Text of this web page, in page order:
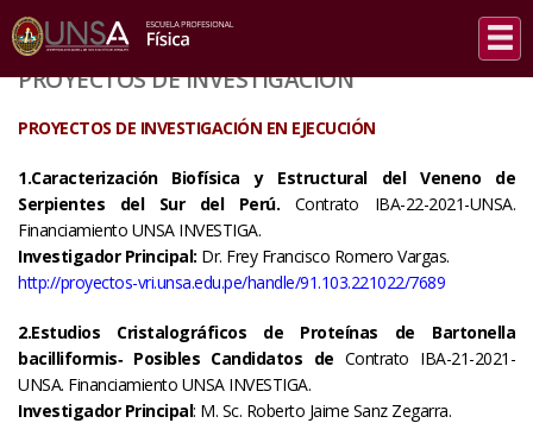
INICIO PROYECTOS DE INVESTIGACIÓN
PROYECTOS DE INVESTIGACIÓN
PROYECTOS DE INVESTIGACIÓN EN EJECUCIÓN
1.Caracterización
Biofísica y Estructural del Veneno de
Serpientes del Sur del Perú. Contrato IBA-22-2021-UNSA.
Financiamiento UNSA INVESTIGA.
Investigador Principal: Dr. Frey Francisco Romero Vargas.
http://proyectos-vri.unsa.edu.pe/handle/91.103.221022/7689
2.Estudios Cristalográficos de Proteínas de Bartonella
bacilliformis‐ Posibles Candidatos de Contrato IBA-21-2021-
UNSA. Financiamiento UNSA INVESTIGA.
Investigador Principal: M. Sc. Roberto Jaime Sanz Zegarra.